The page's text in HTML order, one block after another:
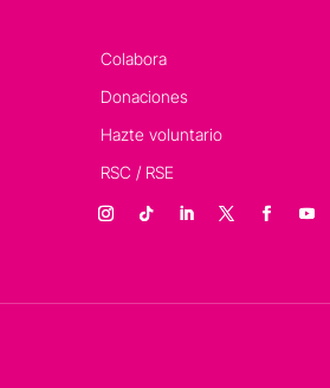
Colabora
Donaciones
Hazte voluntario
RSC / RSE